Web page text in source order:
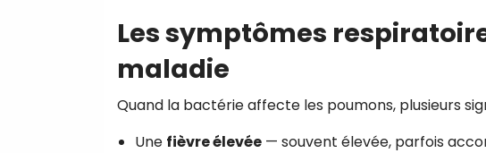
Les symptômes
maladie
Quand la bactérie affecte les poumons, plusieurs
Une fièvre élevée — souvent élevée, parfois